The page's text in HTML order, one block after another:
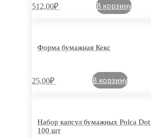
512,00₽ В корзину
Форма бумажная Кекс
25,00₽ В корзину
Набор капсул бумажных Polca
100 шт